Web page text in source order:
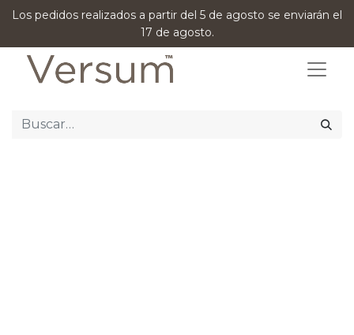
Los pedidos realizados a partir del 5 de agosto se enviarán el
17 de agosto.